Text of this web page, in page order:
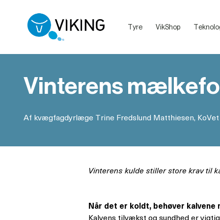
Tyre VikShop
Vinterens
Af kvægfagdyrlæge Trine Fredslund Matthiesen, KoVet
Vinterens kulde stiller store krav til
Når det er koldt, behøver
Kalvens tilvækst og sundhed er